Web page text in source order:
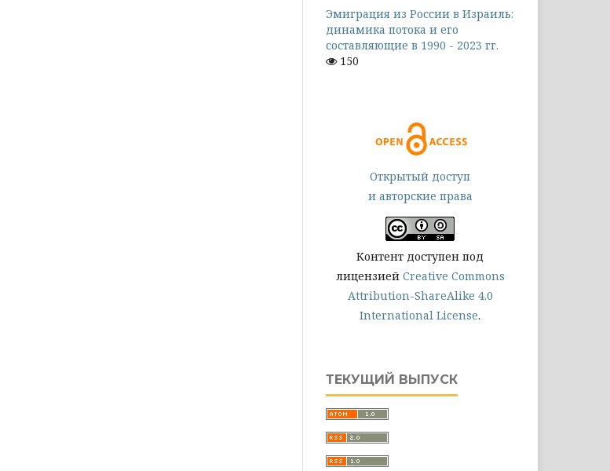
Эмиграция из России в Израиль:
динамика потока и его
составляющие в 1990 - 2023 гг.
150
Открытый доступ
и авторские права
Контент доступен под
лицензией Creative Commons
Attribution-ShareAlike 4.0
International License.
ТЕКУЩИЙ ВЫПУСК